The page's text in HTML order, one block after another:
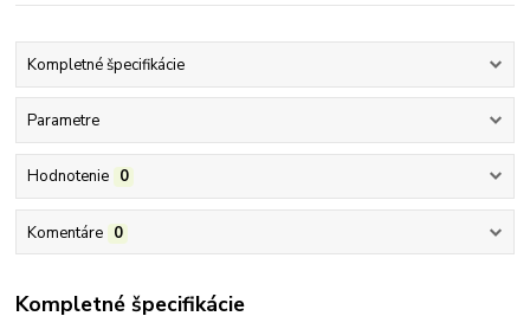
Kompletné špecifikácie
Parametre
Hodnotenie 0
Komentáre 0
Kompletné špecifikácie